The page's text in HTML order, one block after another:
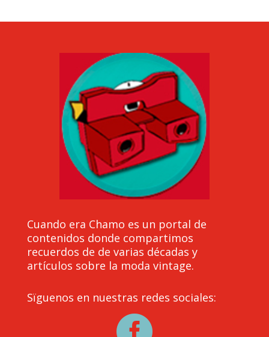
Cuando era Chamo es un portal de
contenidos donde compartimos
recuerdos de de varias décadas y
artículos sobre la moda vintage.
Sïguenos en nuestras redes sociales: